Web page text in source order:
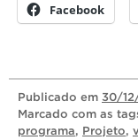
Facebook
Publicado em 30/
Marcado com as
programa, Projeto,